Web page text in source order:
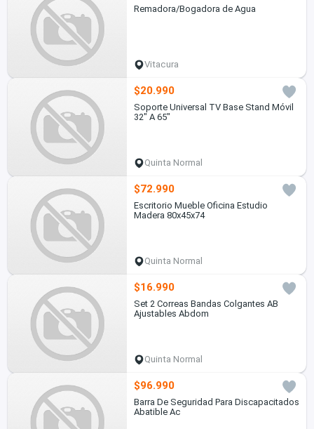
Remadora/Bogadora de Agua
Vitacura
$20.990
Soporte Universal TV Base Stand Móvil
32" A 65"
Quinta Normal
$72.990
Escritorio Mueble Oficina Estudio
Madera 80x45x74
Quinta Normal
$16.990
Set 2 Correas Bandas Colgantes AB
Ajustables Abdom
Quinta Normal
$96.990
Barra De Seguridad Para Discapacitados
Abatible Ac